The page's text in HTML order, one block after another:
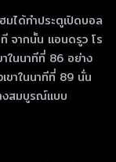
ได้ทำประตูเปิดบอล
จากนั้น แอนดรูว โร
ในนาทีที่ 86 อย่าง
ขาในนาทีที่ 89 นั่น
งสมบูรณ์แบบ